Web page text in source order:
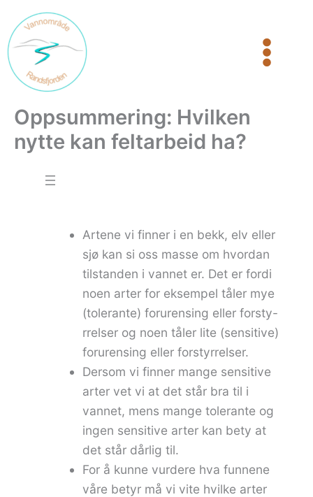
rett
til
innholdet
Oppsummering: Hvilken
nytte kan feltarbeid ha?
Artene vi finner i en bekk, elv eller
sjø kan si oss masse om hvordan
tilstanden i vannet er. Det er fordi
noen arter for eksempel tåler mye
(tolerante) forurensing eller forsty-
rrelser og noen tåler lite (sensitive)
forurensing eller forstyrrelser.
Dersom vi finner mange sensitive
arter vet vi at det står bra til i
vannet, mens mange tolerante og
ingen sensitive arter kan bety at
det står dårlig til.
For å kunne vurdere hva funnene
våre betyr må vi vite hvilke arter